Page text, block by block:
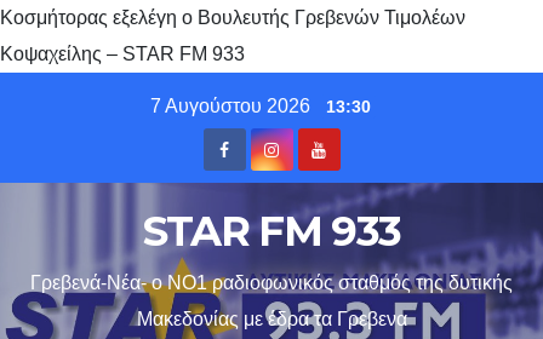
Κοσμήτορας εξελέγη ο Βουλευτής Γρεβενών Τιμολέων
Κοψαχείλης – STAR FM 933
7 Αυγούστου 2026 13:30
STAR FM 933
Γρεβενά-Νέα- ο ΝΟ1 ραδιοφωνικός σταθμός της δυτικής
Μακεδονίας με έδρα τα Γρεβενα